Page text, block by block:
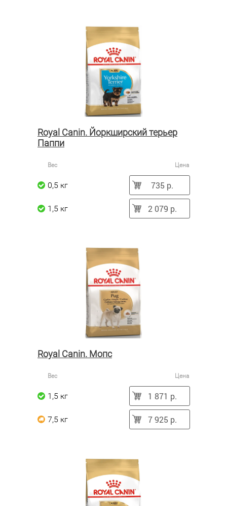
Royal Canin. Йоркширский терьер
Паппи
Вес Цена
0,5 кг 735 р.
1,5 кг 2 079 р.
Royal Canin. Мопс
Вес Цена
1,5 кг 1 871 р.
7,5 кг 7 925 р.